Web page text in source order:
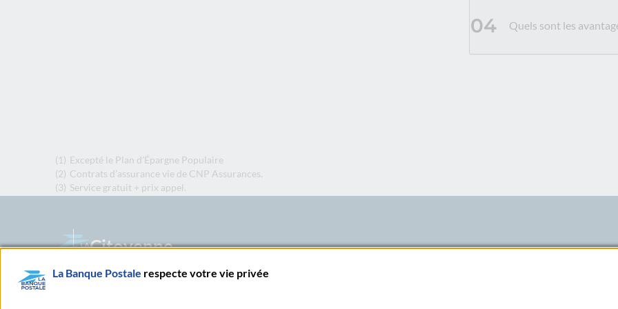
04 Quels sont les
(1) Excepté le Plan d'Épargne Populaire
(2) Contrats d’assurance vie de CNP Assurances.
(3) Service gratuit + prix appel.
Citoyenne
Née en 2006, notre banque a grandi avec vous. Citoyenne, ouverte et accessible à tous,
La Banque Postale respecte votre vie privée